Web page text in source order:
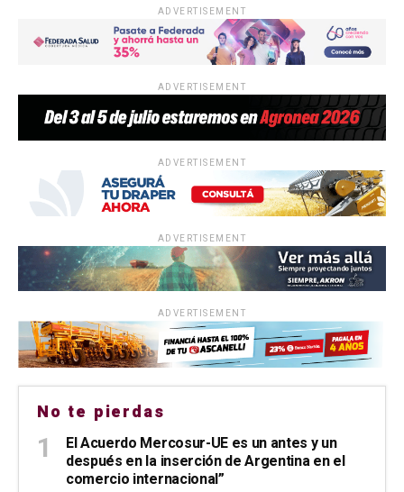
ADVERTISEMENT
ADVERTISEMENT
ADVERTISEMENT
ADVERTISEMENT
ADVERTISEMENT
No te pierdas
El Acuerdo Mercosur-UE es un antes y un
después en la inserción de Argentina en el
comercio internacional”